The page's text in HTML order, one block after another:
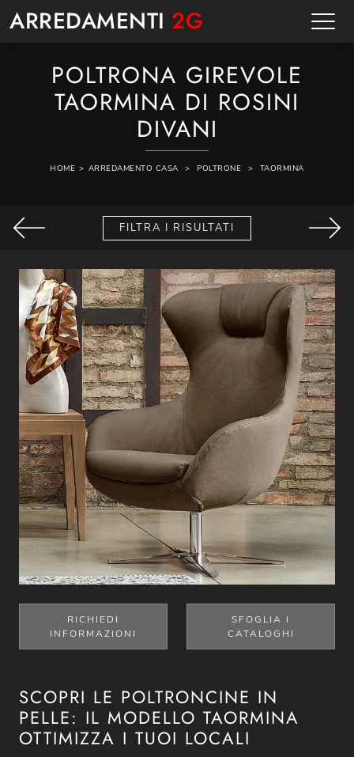
ARREDAMENTI 2G
POLTRONA GIREVOLE
TAORMINA DI ROSINI
DIVANI
HOME > ARREDAMENTO CASA > POLTRONE > TAORMINA
FILTRA I RISULTATI
RICHIEDI
INFORMAZIONI
SFOGLIA I
CATALOGHI
SCOPRI LE POLTRONCINE IN
PELLE: IL MODELLO TAORMINA
OTTIMIZZA I TUOI LOCALI